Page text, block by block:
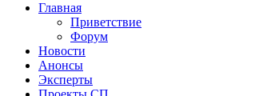
Главная
Приветствие
Форум
Новости
Анонсы
Эксперты